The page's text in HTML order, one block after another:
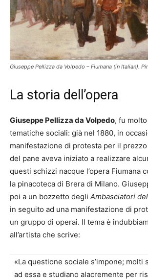
Giuseppe Pellizza da Volpedo – Fiumana (in Italian).
La storia dell’opera
Giuseppe Pellizza da Volpedo, fu
tematiche sociali: già nel 1880, in
manifestazione di protesta per il
del pane aveva iniziato a realizzare
questi schizzi nacque l’opera Fiumana
la pinacoteca di Brera di Milano.
poi a un bozzetto degli Ambasciatori
in seguito ad una manifestazione di
un gruppo di operai. Il tema è
all’artista che scrive:
«La questione sociale s’impone; molti
ad essa e studiano alacremente per